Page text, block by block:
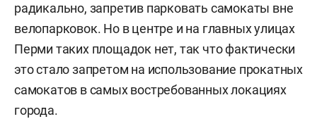
радикально, запретив парковать самокаты вне
велопарковок. Но в центре и на главных улицах
Перми таких площадок нет, так что фактически
это стало запретом на использование прокатных
самокатов в самых востребованных локациях
города.